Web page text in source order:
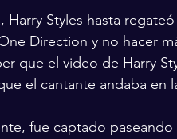
Styles hasta
Direction y no hacer
que el video de Harry
el cantante andaba en
fue captado